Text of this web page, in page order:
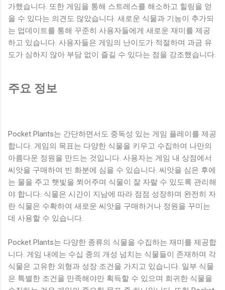
가했습니다. 또한 게임을 통해 스트레스를 해소하고 힐링을 얻
을 수 있다는 의견도 많았습니다. 새로운 식물과 기능이 추가되
는 업데이트를 통해 꾸준히 사용자들에게 새로운 재미를 제공
하고 있습니다. 사용자들은 게임의 난이도가 적절하며 과금 유
도가 심하지 않아 부담 없이 즐길 수 있다는 점을 강조했습니다.
주요 정보
Pocket Plants는 간단하면서도 중독성 있는 게임 플레이를 제공
합니다. 게임의 목표는 다양한 식물을 키우고 수집하여 나만의
아름다운 정원을 만드는 것입니다. 사용자는 게임 내 상점에서
씨앗을 구매하여 빈 화분에 심을 수 있습니다. 씨앗을 심은 후에
는 물을 주고 햇빛을 쬐어주며 식물이 잘 자랄 수 있도록 관리해
야 합니다. 식물은 시간이 지남에 따라 점점 성장하며 완전히 자
란 식물은 수확하여 새로운 씨앗을 구매하거나 정원을 꾸미는
데 사용할 수 있습니다.
Pocket Plants는 다양한 종류의 식물을 수집하는 재미를 제공합
니다. 게임 내에는 수십 종의 개성 넘치는 식물들이 존재하며 각
식물은 고유한 외형과 성장 조건을 가지고 있습니다. 일부 식물
은 특별한 조건을 만족해야만 획득할 수 있으며 희귀한 식물을